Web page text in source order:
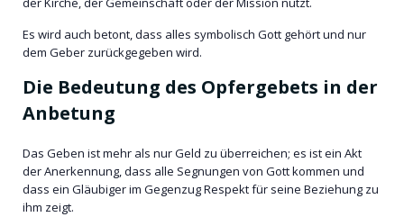
Es wird auch betont, dass alles symbolisch Gott gehört und nur
dem Geber zurückgegeben wird.
Die Bedeutung des Opfergebets in der
Anbetung
Das Geben ist mehr als nur Geld zu überreichen; es ist ein Akt
der Anerkennung, dass alle Segnungen von Gott kommen und
dass ein Gläubiger im Gegenzug Respekt für seine Beziehung zu
ihm zeigt.